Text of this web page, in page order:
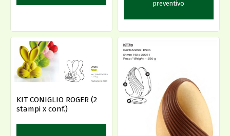
preventivo
KIT CONIGLIO ROGER (2
stampi x conf.)